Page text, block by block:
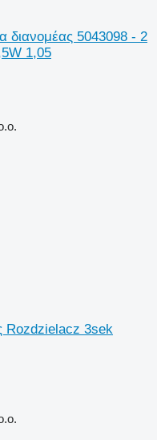
διανομέας 5043098 - 2
1,05
Rozdzielacz 3sek